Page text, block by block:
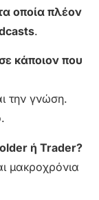
οποία πλέον
.
κάποιον που
την γνώση.
ή Trader?
μακροχρόνια